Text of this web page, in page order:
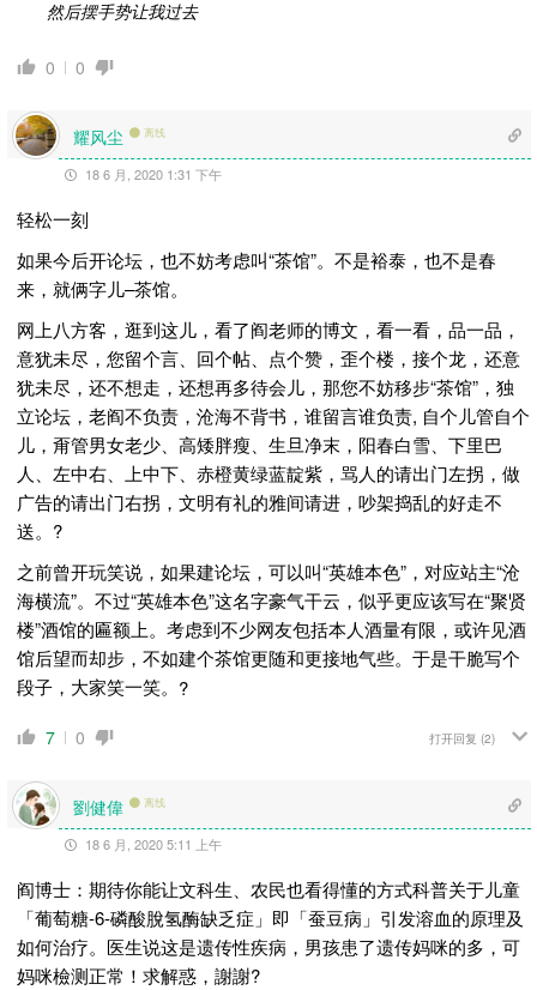
然后摆手势让我过去
0 0
耀风尘 离线
18 6 月, 2020 1:31 下午
轻松一刻
如果今后开论坛，也不妨考虑叫“茶馆”。不是裕泰，也不是春
来，就俩字儿–茶馆。
网上八方客，逛到这儿，看了阎老师的博文，看一看，品一品，
意犹未尽，您留个言、回个帖、点个赞，歪个楼，接个龙，还意
犹未尽，还不想走，还想再多待会儿，那您不妨移步“茶馆”，独
立论坛，老阎不负责，沧海不背书，谁留言谁负责, 自个儿管自个
儿，甭管男女老少、高矮胖瘦、生旦净末，阳春白雪、下里巴
人、左中右、上中下、赤橙黄绿蓝靛紫，骂人的请出门左拐，做
广告的请出门右拐，文明有礼的雅间请进，吵架捣乱的好走不
送。 ?
之前曾开玩笑说，如果建论坛，可以叫“英雄本色”，对应站主“沧
海横流”。不过“英雄本色”这名字豪气干云，似乎更应该写在“聚贤
楼”酒馆的匾额上。考虑到不少网友包括本人酒量有限，或许见酒
馆后望而却步，不如建个茶馆更随和更接地气些。于是干脆写个
段子，大家笑一笑。 ?
7 0 打开回复 (2)
劉健偉 离线
18 6 月, 2020 5:11 上午
阎博士：期待你能让文科生、农民也看得懂的方式科普关于儿童
「葡萄糖-6-磷酸脫氢酶缺乏症」即「蚕豆病」引发溶血的原理及
如何治疗。医生说这是遗传性疾病，男孩患了遗传妈咪的多，可
妈咪檢测正常！求解惑，謝謝?